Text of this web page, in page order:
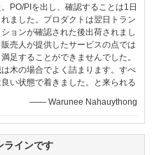
。PO/PIを出し、確認することは1日
れました。プロダクトは翌日トラン
ョンが確認された後出荷されまし
売人が提供したサービスの点では
足することができませんでした。
木の場合でよく詰まります。すべ
い状態で着きました。と来られる
—— Warunee Nahauythong
ラインです